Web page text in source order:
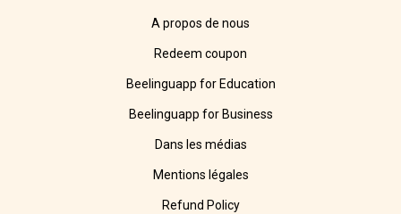
A propos de nous
Redeem coupon
Beelinguapp for Education
Beelinguapp for Business
Dans les médias
Mentions légales
Refund Policy